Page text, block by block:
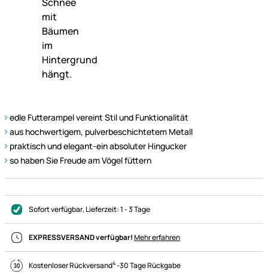
edle Futterampel vereint Stil und Funktionalität
aus hochwertigem, pulverbeschichtetem Metall
praktisch und elegant-ein absoluter Hingucker
so haben Sie Freude am Vögel füttern
Sofort verfügbar, Lieferzeit:1 - 3 Tage
EXPRESSVERSAND verfügbar!Mehr erfahren
Kostenloser Rückversand4-30 Tage Rückgabe